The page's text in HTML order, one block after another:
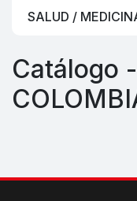
SALUD /
Catálogo